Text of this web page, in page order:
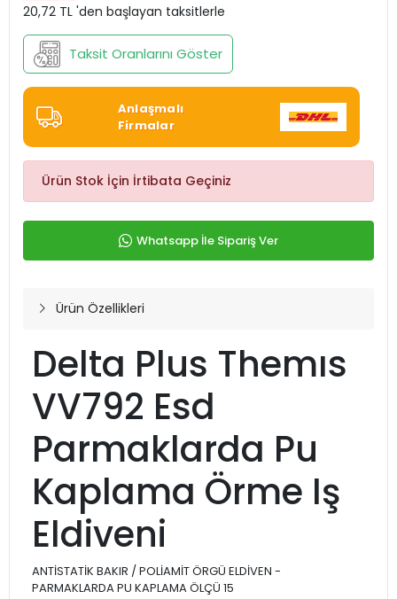
20,72 TL 'den başlayan taksitlerle
Taksit Oranlarını Göster
Anlaşmalı
Firmalar
Ürün Stok İçin İrtibata Geçiniz
Whatsapp İle Sipariş Ver
Ürün Özellikleri
Delta Plus Themıs
VV792 Esd
Parmaklarda Pu
Kaplama Örme Iş
Eldiveni
ANTİSTATİK BAKIR / POLİAMİT ÖRGÜ ELDİVEN -
PARMAKLARDA PU KAPLAMA ÖLÇÜ 15